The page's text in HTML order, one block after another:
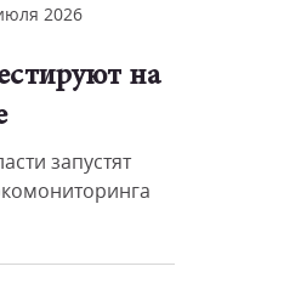
2026
на
запустят